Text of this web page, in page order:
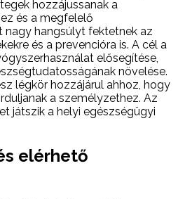
hozzájussanak a
és a megfelelő
hangsúlyt fektetnek az
és a prevencióra is. A cél a
elősegítése,
növelése.
légkör hozzájárul ahhoz, hogy
a személyzethez. Az
játszik a helyi egészségügyi
elérhető